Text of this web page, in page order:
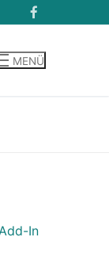
MENÜ
In